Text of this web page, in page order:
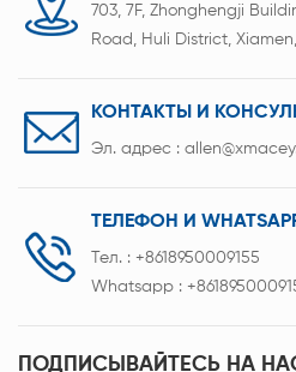
703, 7F, Zhonghengji
Road, Huli District,
КОНТАКТЫ И
Эл. адрес :
ТЕЛЕФОН И
Тел. : +8618950009155
Whatsapp :
ПОДПИСЫВАЙТЕСЬ НА